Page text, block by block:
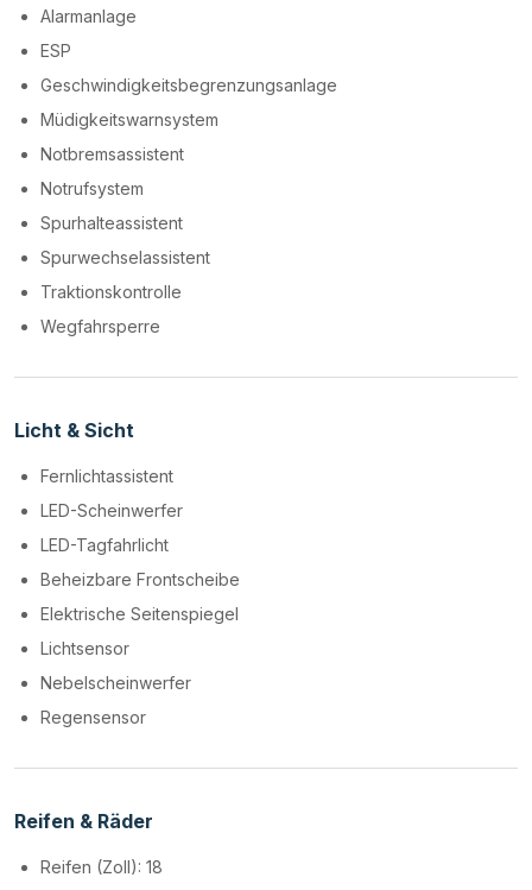
Alarmanlage
ESP
Geschwindigkeitsbegrenzungsanlage
Müdigkeitswarnsystem
Notbremsassistent
Notrufsystem
Spurhalteassistent
Spurwechselassistent
Traktionskontrolle
Wegfahrsperre
Licht & Sicht
Fernlichtassistent
LED-Scheinwerfer
LED-Tagfahrlicht
Beheizbare Frontscheibe
Elektrische Seitenspiegel
Lichtsensor
Nebelscheinwerfer
Regensensor
Reifen & Räder
Reifen (Zoll): 18